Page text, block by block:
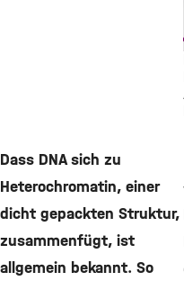
Dass DNA sich zu
Heterochromatin, einer
dicht gepackten Struktur,
zusammenfügt, ist
allgemein bekannt. So